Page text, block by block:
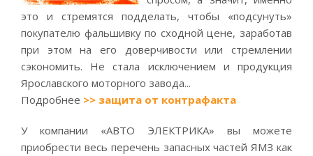
это и стремятся подделать, чтобы «подсунуть»
покупателю фальшивку по сходной цене, заработав
при этом на его доверчивости или стремлении
сэкономить. Не стала исключением и продукция
Ярославского моторного завода...
Подробнее >> защита от контрафакта
У компании «АВТО ЭЛЕКТРИКА» вы можете
приобрести весь перечень запасных частей ЯМЗ как